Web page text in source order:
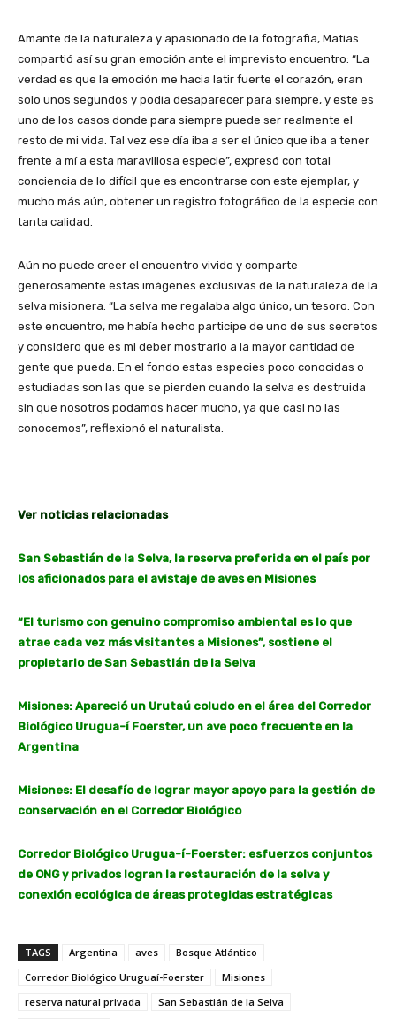
Amante de la naturaleza y apasionado de la fotografía, Matías
compartió así su gran emoción ante el imprevisto encuentro: “La
verdad es que la emoción me hacia latir fuerte el corazón, eran
solo unos segundos y podía desaparecer para siempre, y este es
uno de los casos donde para siempre puede ser realmente el
resto de mi vida. Tal vez ese día iba a ser el único que iba a tener
frente a mí a esta maravillosa especie”, expresó con total
conciencia de lo difícil que es encontrarse con este ejemplar, y
mucho más aún, obtener un registro fotográfico de la especie con
tanta calidad.
Aún no puede creer el encuentro vivido y comparte
generosamente estas imágenes exclusivas de la naturaleza de la
selva misionera. “La selva me regalaba algo único, un tesoro. Con
este encuentro, me había hecho participe de uno de sus secretos
y considero que es mi deber mostrarlo a la mayor cantidad de
gente que pueda. En el fondo estas especies poco conocidas o
estudiadas son las que se pierden cuando la selva es destruida
sin que nosotros podamos hacer mucho, ya que casi no las
conocemos”, reflexionó el naturalista.
Ver noticias relacionadas
San Sebastián de la Selva, la reserva preferida en el país por
los aficionados para el avistaje de aves en Misiones
“El turismo con genuino compromiso ambiental es lo que
atrae cada vez más visitantes a Misiones”, sostiene el
propietario de San Sebastián de la Selva
Misiones: Apareció un Urutaú coludo en el área del Corredor
Biológico Urugua-í Foerster, un ave poco frecuente en la
Argentina
Misiones: El desafío de lograr mayor apoyo para la gestión de
conservación en el Corredor Biológico
Corredor Biológico Urugua-í-Foerster: esfuerzos conjuntos
de ONG y privados logran la restauración de la selva y
conexión ecológica de áreas protegidas estratégicas
TAGS Argentina aves
Bosque Atlántico
Corredor Biológico Uruguaí-Foerster
Misiones
reserva natural privada
San Sebastián de la Selva